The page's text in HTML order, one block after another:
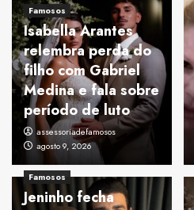
Famosos
Isabella Arantes
relembra perda do
filho com Gabriel
Medina e fala sobre
período de luto
assessoriadefamosos
agosto 9, 2026
Famosos
Jeninho fecha